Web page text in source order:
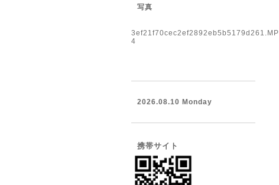
写真
3ef21f70cec2ef2892eb5b5179d261.MP
4
2026.08.10 Monday
携帯サイト